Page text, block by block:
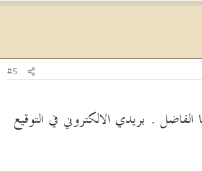
#5
الفاضل . بريدي الالكتروني في التوقيع